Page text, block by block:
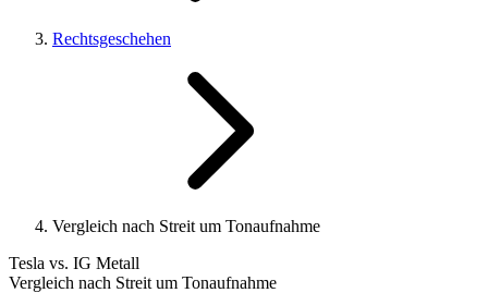
Rechtsgeschehen
Vergleich nach Streit um Tonaufnahme
Tesla vs. IG Metall
Vergleich nach Streit um Tonaufnahme